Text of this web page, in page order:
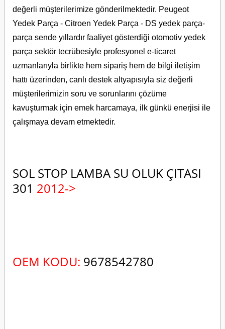
değerli müşterilerimize gönderilmektedir. Peugeot
Yedek Parça - Citroen Yedek Parça - DS yedek parça-
parça sende yıllardır faaliyet gösterdiği otomotiv yedek
parça sektör tecrübesiyle profesyonel e-ticaret
uzmanlarıyla birlikte hem sipariş hem de bilgi iletişim
hattı üzerinden, canlı destek altyapısıyla siz değerli
müşterilerimizin soru ve sorunlarını çözüme
kavuşturmak için emek harcamaya, ilk günkü enerjisi ile
çalışmaya devam etmektedir.
SOL STOP LAMBA SU OLUK ÇITASI
301 2012->
OEM KODU: 9678542780